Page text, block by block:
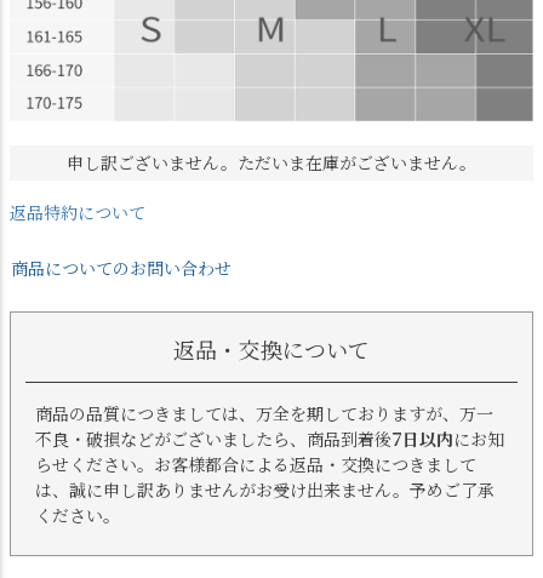
申し訳ございません。ただいま在庫がございません。
返品特約について
商品についてのお問い合わせ
返品・交換について
商品の品質につきましては、万全を期しておりますが、万一
不良・破損などがございましたら、商品到着後7日以内にお知
らせください。お客様都合による返品・交換につきまして
は、誠に申し訳ありませんがお受け出来ません。予めご了承
ください。